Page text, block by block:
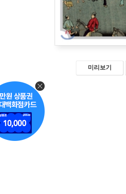
미리보기